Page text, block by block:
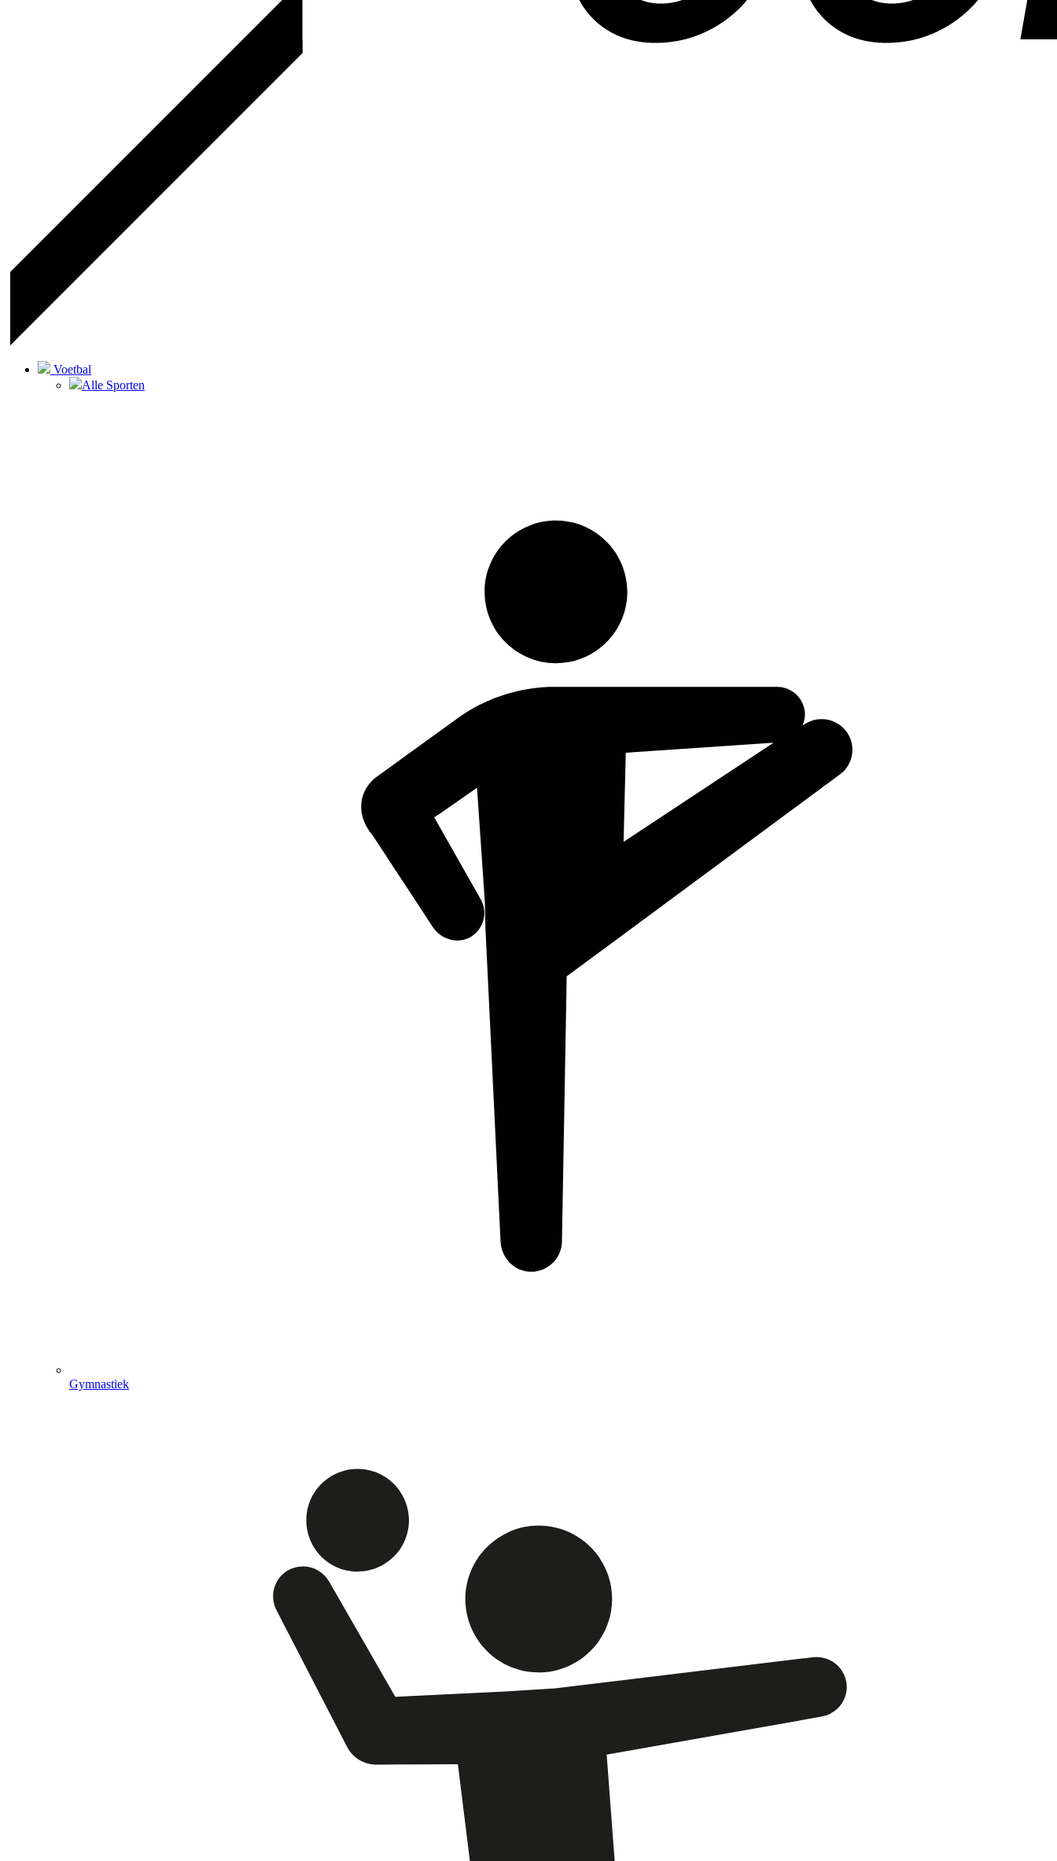
Voetbal
Alle Sporten
Gymnastiek